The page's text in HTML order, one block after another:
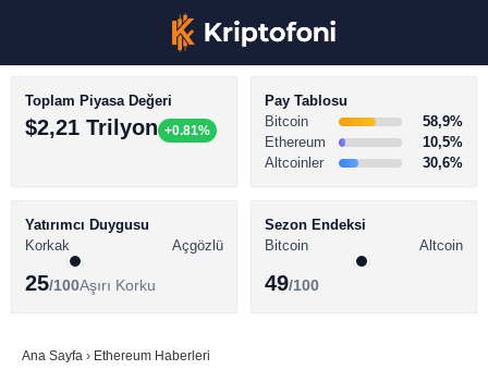
BİTCOİN HABERLERİ
ALTCOİN HABERLERİ
SÖZLÜK
Toplam Piyasa Değeri
$2,21 Trilyon +0.81%
Pay Tablosu
Bitcoin
58,9%
Ethereum
10,5%
Altcoinler
30,6%
Yatırımcı Duygusu
Korkak
Açgözlü
25/100Aşırı Korku
Sezon Endeksi
Bitcoin
Altcoin
49/100
Ana Sayfa › Ethereum Haberleri